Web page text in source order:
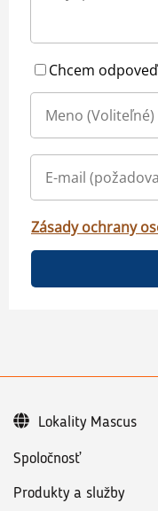
Chcem
Zásady ochrany
Spoločnosť
Produkty a služby
Lokality Mascus